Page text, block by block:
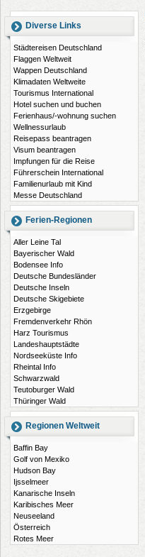
Diverse Links
Städtereisen Deutschland
Flaggen Weltweit
Wappen Deutschland
Klimadaten Weltweite
Tourismus International
Hotel suchen und buchen
Ferienhaus/-wohnung suchen
Wellnessurlaub
Reisepass beantragen
Visum beantragen
Impfungen für die Reise
Führerschein International
Familienurlaub mit Kind
Messe Deutschland
Ferien-Regionen
Aller Leine Tal
Bayerischer Wald
Bodensee Info
Deutsche Bundesländer
Deutsche Inseln
Deutsche Skigebiete
Erzgebirge
Fremdenverkehr Rhön
Harz Tourismus
Landeshauptstädte
Nordseeküste Info
Rheintal Info
Schwarzwald
Teutoburger Wald
Thüringer Wald
Regionen Weltweit
Baffin Bay
Golf von Mexiko
Hudson Bay
Ijsselmeer
Kanarische Inseln
Karibisches Meer
Neuseeland
Österreich
Rotes Meer